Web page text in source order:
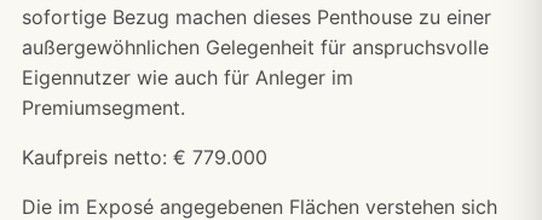
sofortige Bezug machen dieses Penthouse zu einer
außergewöhnlichen Gelegenheit für anspruchsvolle
Eigennutzer wie auch für Anleger im
Premiumsegment.
Kaufpreis netto: € 779.000
Die im Exposé angegebenen Flächen verstehen sich